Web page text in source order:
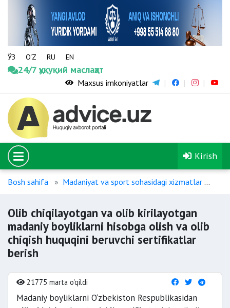
ЎЗ O‘Z RU EN
24/7 ҳуқуқий маслаҳат
Maxsus imkoniyatlar
Kirish
Bosh sahifa Madaniyat va sport sohasidagi xizmatlar
Olib chiqilayotgan va olib kirilayotgan
madaniy boyliklarni hisobga olish va olib
chiqish huquqini beruvchi sertifikatlar
berish
21775 marta o'qildi
Madaniy boyliklarni O‘zbekiston Respublikasidan